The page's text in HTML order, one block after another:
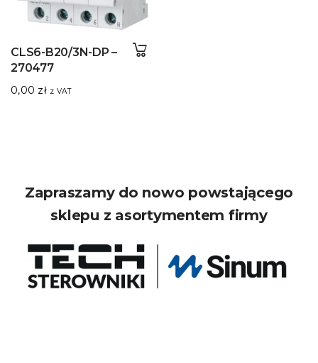
CLS6-B20/3N-DP –
270477
0,00 zł z VAT
Zapraszamy do nowo powstającego
sklepu z asortymentem firmy